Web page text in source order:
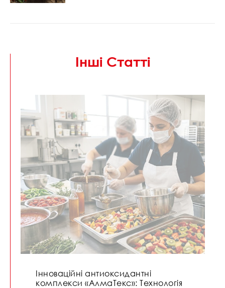
Інші Статті
Інноваційні антиоксидантні
комплекси «АлмаТекс»: Технологія